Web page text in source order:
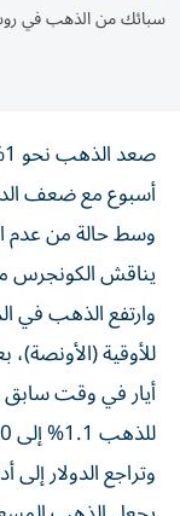
سبائك من الذهب في
أسبوع مع ضعف
وسط حالة من عدم
يناقش الكونجرس
أيار في وقت سابق
للذهب 1.1% إلى 3320.30 دولار.
وتراجع الدولار